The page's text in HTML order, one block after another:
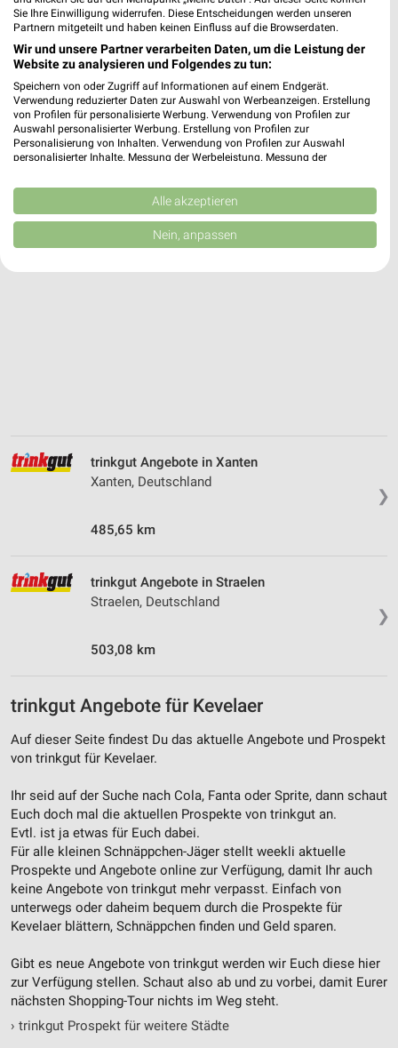
trinkgut
Jurgenstr. 20
47574 Goch
504,81 km
❯
trinkgut Angebote in Xanten
Xanten, Deutschland
485,65 km
❯
trinkgut Angebote in Straelen
Straelen, Deutschland
503,08 km
trinkgut Angebote für Kevelaer
Auf dieser Seite findest Du das aktuelle Angebote und Prospekt
von trinkgut für Kevelaer.
Ihr seid auf der Suche nach Cola, Fanta oder Sprite, dann schaut
Euch doch mal die aktuellen Prospekte von trinkgut an.
Evtl. ist ja etwas für Euch dabei.
Für alle kleinen Schnäppchen-Jäger stellt weekli aktuelle
Prospekte und Angebote online zur Verfügung, damit Ihr auch
keine Angebote von trinkgut mehr verpasst. Einfach von
unterwegs oder daheim bequem durch die Prospekte für
Kevelaer blättern, Schnäppchen finden und Geld sparen.
Gibt es neue Angebote von trinkgut werden wir Euch diese hier
zur Verfügung stellen. Schaut also ab und zu vorbei, damit Eurer
nächsten Shopping-Tour nichts im Weg steht.
› trinkgut Prospekt für weitere Städte
Sie Ihre Einwilligung widerrufen. Diese Entscheidungen werden unseren
Partnern mitgeteilt und haben keinen Einfluss auf die Browserdaten.
Wir und unsere Partner verarbeiten Daten, um die Leistung der
Website zu analysieren und Folgendes zu tun:
Speichern von oder Zugriff auf Informationen auf einem Endgerät.
Verwendung reduzierter Daten zur Auswahl von Werbeanzeigen. Erstellung
von Profilen für personalisierte Werbung. Verwendung von Profilen zur
Auswahl personalisierter Werbung. Erstellung von Profilen zur
Personalisierung von Inhalten. Verwendung von Profilen zur Auswahl
personalisierter Inhalte. Messung der Werbeleistung. Messung der
Kombinationen von Daten aus verschiedenen Quellen. Entwicklung und
Verbesserung der Angebote. Verwendung reduzierter Daten zur Auswahl
von Inhalten.
Daten können außerhalb der Europäischen Union weitergegeben und in die
Website/App.
Erstellung von Profilen für personalisierte
Verwendung von Profilen zur Auswahl
personalisierter Werbung
Erstellung von Profilen zur Personalisierung
von Inhalten
personalisierter Inhalte
Messung der Performance von Inhalten
Analyse von Zielgruppen durch Statistiken oder
Kombinationen von Daten aus verschiedenen
Entwicklung und Verbesserung der Angebote
Verwendung reduzierter Daten zur Auswahl von
Inhalten
IAB-Besonderheiten:
Verwendung genauer Standortdaten
Geräte anhand von aktiv angeforderten
Informationen identifizieren
Nicht-IAB-Verarbeitungszwecke:
Notwendig
Alle akzeptieren
Nein, anpassen